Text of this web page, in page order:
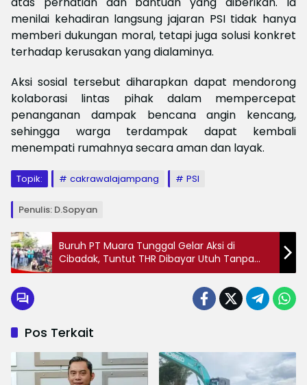
menilai kehadiran langsung jajaran PSI tidak hanya
memberi dukungan moral, tetapi juga solusi konkret
terhadap kerusakan yang dialaminya.
Aksi sosial tersebut diharapkan dapat mendorong
kolaborasi lintas pihak dalam mempercepat
penanganan dampak bencana angin kencang,
sehingga warga terdampak dapat kembali
menempati rumahnya secara aman dan layak.
Topik: cakrawalajampang PSI
Penulis: D.Sopyan
Buruh PT Muara Tunggal Gelar Aksi di
Cibadak, Tuntut THR Dibayar Utuh Tanpa
Potongan
Pos Terkait